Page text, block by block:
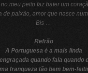
no meu peito faz bater um
de paixão, amor que nasce
Bis …
Refrão
A Portuguesa é a mais linda
quando fala quando
franqueza tão bem bem-